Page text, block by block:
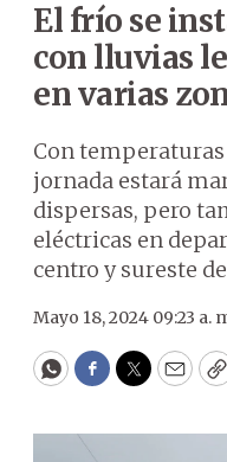
El frío se
con lluvias
en varias
Con
jornada estará
dispersas, pero
eléctricas en
centro y sureste
Mayo 18, 2024 09:23 a.
WhatsApp
Facebook
Twitter